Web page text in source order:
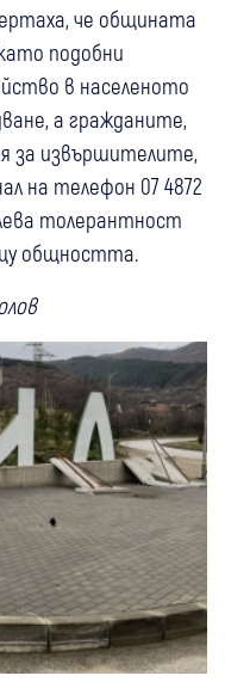
че общината
подобни
в населеното
а гражданите,
за извършителите,
на телефон 07 4872
толерантност
общността.